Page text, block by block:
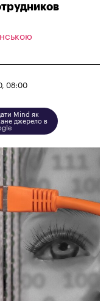
08:00
Mind як
джерело в